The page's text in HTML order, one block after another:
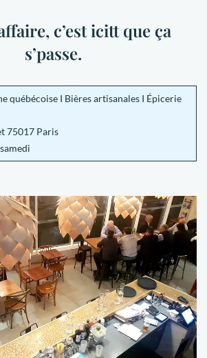
c’est icitt que ça
s’passe.
québécoise I Bières artisanales I Épicerie
75017 Paris